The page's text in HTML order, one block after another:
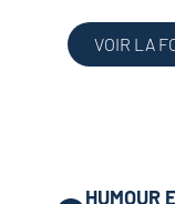
VOIR LA
HUMOUR